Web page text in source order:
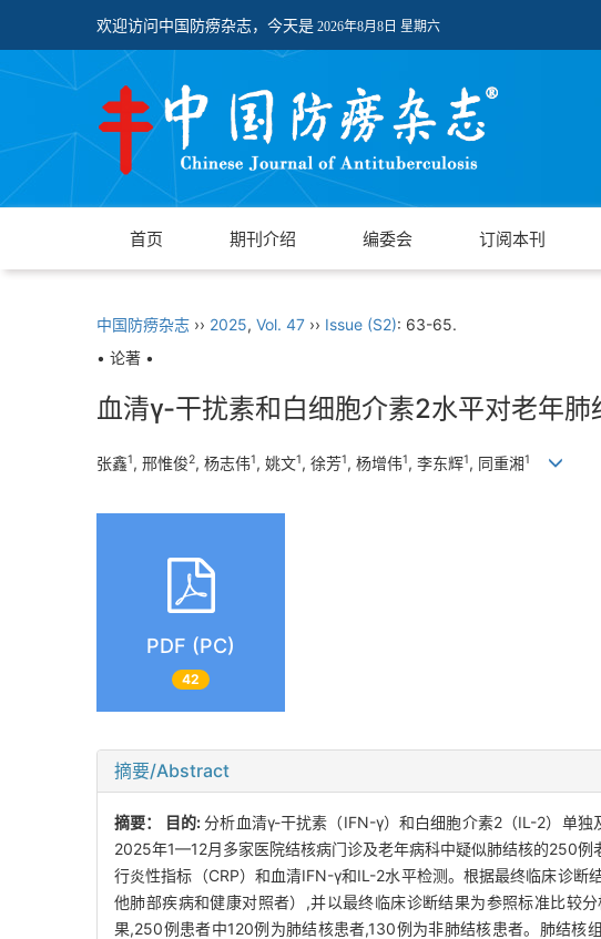
欢迎访问中国防痨杂志，今天是 2026年8月8日 星期六
首页 期刊介绍 编委会 订阅本刊
中国防痨杂志 ›› 2025, Vol. 47 ›› Issue (S2): 63-65.
• 论著 •
血清γ-干扰素和白细胞介素2水平对老年肺
张鑫1, 邢惟俊2, 杨志伟1, 姚文1, 徐芳1, 杨增伟1, 李东辉1, 同重湘1
PDF (PC)
42
摘要/Abstract
摘要： 目的:分析血清γ-干扰素（IFN-γ）和白细胞介素2（IL-2）单独
2025年1—12月多家医院结核病门诊及老年病科中疑似肺结核的250
行炎性指标（CRP）和血清IFN-γ和IL-2水平检测。根据最终临床诊
他肺部疾病和健康对照者）,并以最终临床诊断结果为参照标准比较
果,250例患者中120例为肺结核患者,130例为非肺结核患者。肺结